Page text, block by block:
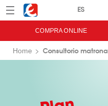
Menú Eroski
COMPRA ONLINE
Home Consultorio matrona